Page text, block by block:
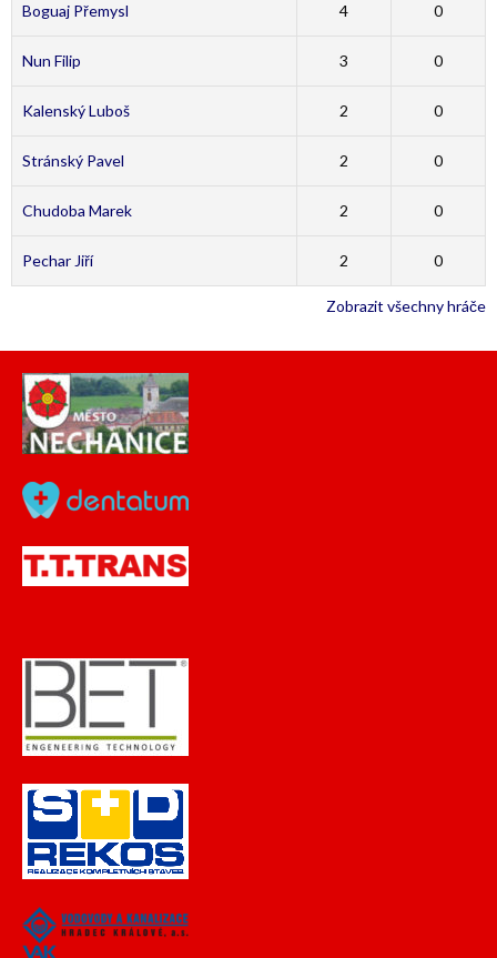
Boguaj Přemysl 4 0
Nun Filip 3 0
Kalenský Luboš 2 0
Stránský Pavel 2 0
Chudoba Marek 2 0
Pechar Jiří 2 0
Zobrazit všechny hráče